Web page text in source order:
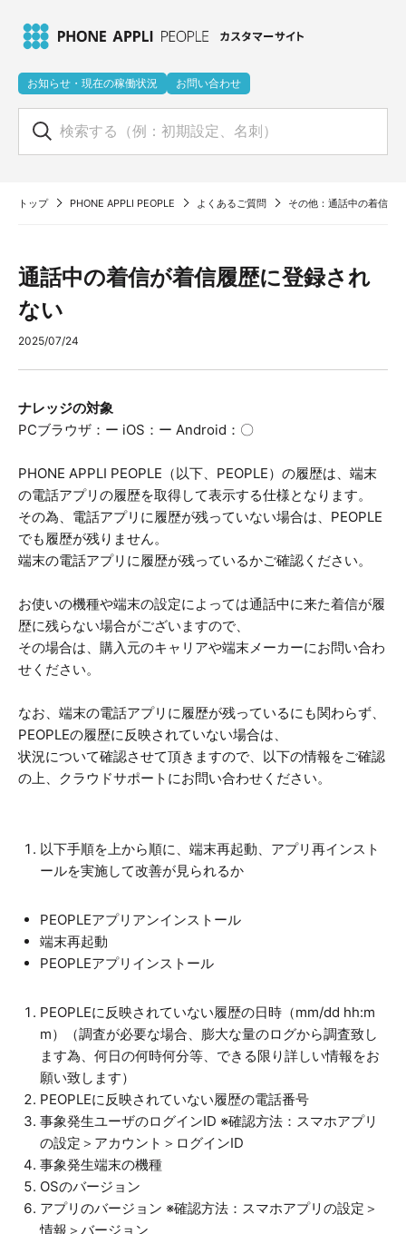
お知らせ・現在の稼働状況 お問い合わせ
トップ PHONE APPLI PEOPLE よくあるご質問 その他：通話中の着信が
通話中の着信が着信履歴に登録され
ない
2025/07/24
ナレッジの対象
PCブラウザ：ー iOS：ー Android：〇
PHONE APPLI PEOPLE（以下、PEOPLE）の履歴は、端末
の電話アプリの履歴を取得して表示する仕様となります。
その為、電話アプリに履歴が残っていない場合は、PEOPLE
でも履歴が残りません。
端末の電話アプリに履歴が残っているかご確認ください。
お使いの機種や端末の設定によっては通話中に来た着信が履
歴に残らない場合がございますので、
その場合は、購入元のキャリアや端末メーカーにお問い合わ
せください。
なお、端末の電話アプリに履歴が残っているにも関わらず、
PEOPLEの履歴に反映されていない場合は、
状況について確認させて頂きますので、以下の情報をご確認
の上、クラウドサポートにお問い合わせください。
以下手順を上から順に、端末再起動、アプリ再インスト
ールを実施して改善が見られるか
PEOPLEアプリアンインストール
端末再起動
PEOPLEアプリインストール
PEOPLEに反映されていない履歴の日時（mm/dd hh:m
m）（調査が必要な場合、膨大な量のログから調査致し
ます為、何日の何時何分等、できる限り詳しい情報をお
願い致します）
PEOPLEに反映されていない履歴の電話番号
事象発生ユーザのログインID ※確認方法：スマホアプリ
の設定＞アカウント＞ログインID
事象発生端末の機種
OSのバージョン
アプリのバージョン ※確認方法：スマホアプリの設定＞
情報＞バージョン